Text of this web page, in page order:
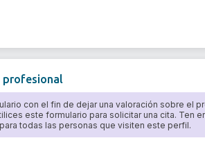
profesional
con el fin de dejar una valoración sobre el
este formulario para solicitar una cita. Ten
todas las personas que visiten este perfil.